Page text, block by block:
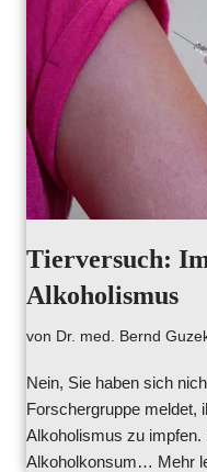
Tierversuch:
Alkoholismus
von Dr. med. Bernd
Nein, Sie haben sich
Forschergruppe meldet,
Alkoholismus zu
Alkoholkonsum… Mehr